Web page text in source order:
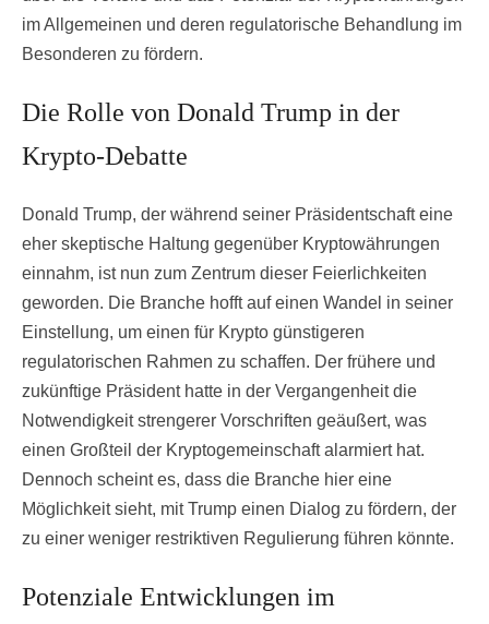
im Allgemeinen und deren regulatorische Behandlung im
Besonderen zu fördern.
Die Rolle von Donald Trump in der
Krypto-Debatte
Donald Trump, der während seiner Präsidentschaft eine
eher skeptische Haltung gegenüber Kryptowährungen
einnahm, ist nun zum Zentrum dieser Feierlichkeiten
geworden. Die Branche hofft auf einen Wandel in seiner
Einstellung, um einen für Krypto günstigeren
regulatorischen Rahmen zu schaffen. Der frühere und
zukünftige Präsident hatte in der Vergangenheit die
Notwendigkeit strengerer Vorschriften geäußert, was
einen Großteil der Kryptogemeinschaft alarmiert hat.
Dennoch scheint es, dass die Branche hier eine
Möglichkeit sieht, mit Trump einen Dialog zu fördern, der
zu einer weniger restriktiven Regulierung führen könnte.
Potenziale Entwicklungen im